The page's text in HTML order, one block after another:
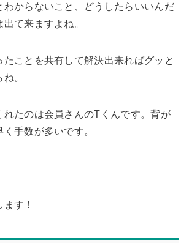
わからないこと、どうしたらいいんだ
て来ますよね。
たことを共有して解決出来ればグッと
。
れたのは会員さんのTくんです。背が
手数が多いです。
す！